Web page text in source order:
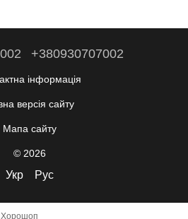
+380930707002
інформація
версія сайту
Мапа сайту
© 2026
Укр Рус
Хорошоп